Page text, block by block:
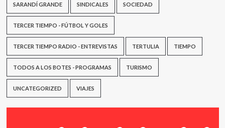
SARANDÍ GRANDE SINDICALES SOCIEDAD
TERCER TIEMPO - FÚTBOL Y GOLES
TERCER TIEMPO RADIO - ENTREVISTAS TERTULIA TIEMPO
TODOS A LOS BOTES - PROGRAMAS TURISMO
UNCATEGORIZED VIAJES